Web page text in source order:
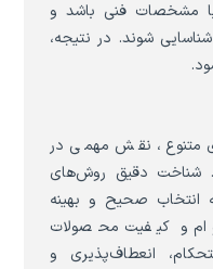
مشخصات فنی باشد و
شوند. در نتیجه،
متنوع، نقش مهمی در
شناخت دقیق روش‌های
صحیح و بهینه
و کیفیت محصولات
انعطاف‌پذیری و